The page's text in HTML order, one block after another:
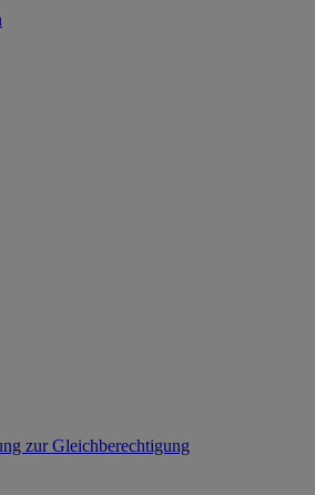
zur Gleichberechtigung